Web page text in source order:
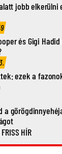
jobb elkerülni
és Gigi
ezek a
a
HÍR